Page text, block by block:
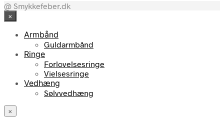
pris
@ Smykkefeber.dk
×
Armbånd
Guldarmbånd
Ringe
Forlovelsesringe
Vielsesringe
Vedhæng
Sølvvedhæng
×